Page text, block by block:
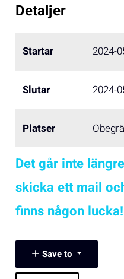
Detaljer
Startar 2024-
Slutar 2024-
Platser
Det går inte
skicka ett mail
finns någon lucka!
Save to